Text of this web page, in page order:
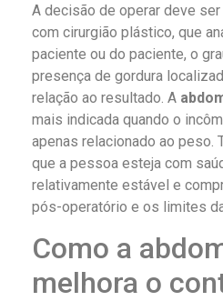
A decisão de operar deve
com cirurgião plástico, que
paciente ou do paciente, o
presença de gordura
relação ao resultado. A
mais indicada quando o
apenas relacionado ao peso.
que a pessoa esteja com
relativamente estável e
pós-operatório e os limites
Como a
melhora o